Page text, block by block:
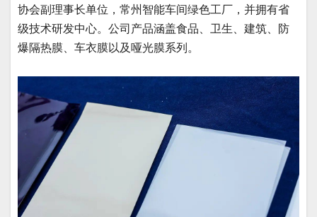
协会副理事长单位，常州智能车间绿色工厂，并拥有省
级技术研发中心。公司产品涵盖食品、卫生、建筑、防
爆隔热膜、车衣膜以及哑光膜系列。